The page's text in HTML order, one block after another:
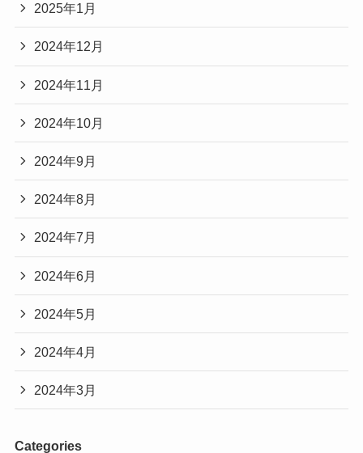
2025年1月
2024年12月
2024年11月
2024年10月
2024年9月
2024年8月
2024年7月
2024年6月
2024年5月
2024年4月
2024年3月
Categories